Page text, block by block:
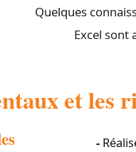
Quelques
Excel sont
et les